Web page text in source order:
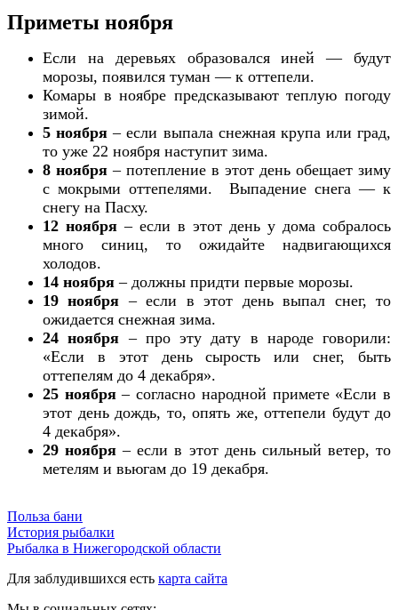
Приметы ноября
Если на деревьях образовался иней — будут
морозы, появился туман — к оттепели.
Комары в ноябре предсказывают теплую погоду
зимой.
5 ноября – если выпала снежная крупа или град,
то уже 22 ноября наступит зима.
8 ноября – потепление в этот день обещает зиму
с мокрыми оттепелями. Выпадение снега — к
снегу на Пасху.
12 ноября – если в этот день у дома собралось
много синиц, то ожидайте надвигающихся
холодов.
14 ноября – должны придти первые морозы.
19 ноября – если в этот день выпал снег, то
ожидается снежная зима.
24 ноября – про эту дату в народе говорили:
«Если в этот день сырость или снег, быть
оттепелям до 4 декабря».
25 ноября– согласно народной примете «Если в
этот день дождь, то, опять же, оттепели будут до
4 декабря».
29 ноября – если в этот день сильный ветер, то
метелям и вьюгам до 19 декабря.
Польза бани
История рыбалки
Рыбалка в Нижегородской области
Для заблудившихся есть карта сайта